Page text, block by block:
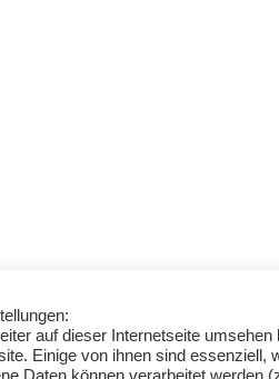
auf dieser Internetseite
Einige von ihnen sind essenziell,